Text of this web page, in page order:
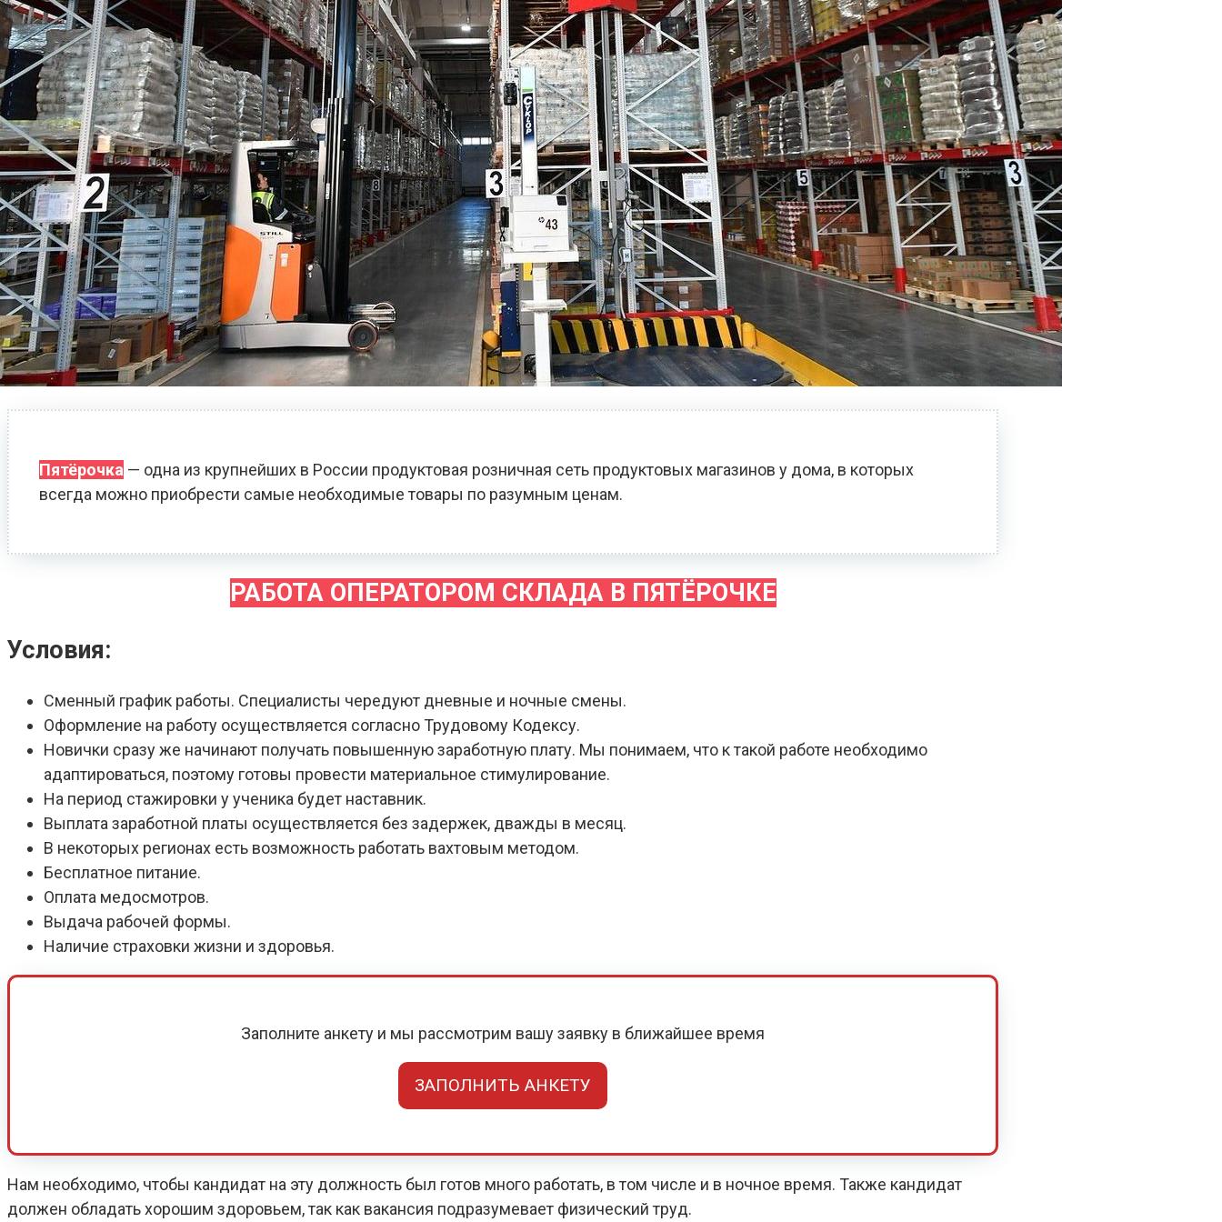
Пятёрочка — одна из крупнейших в России продуктовая розничная сеть продуктовых магазинов у дома, в которых
всегда можно приобрести самые необходимые товары по разумным ценам.
РАБОТА ОПЕРАТОРОМ СКЛАДА В ПЯТЁРОЧКЕ
Условия:
Сменный график работы. Специалисты чередуют дневные и ночные смены.
Оформление на работу осуществляется согласно Трудовому Кодексу.
Новички сразу же начинают получать повышенную заработную плату. Мы понимаем, что к такой работе необходимо
адаптироваться, поэтому готовы провести материальное стимулирование.
На период стажировки у ученика будет наставник.
Выплата заработной платы осуществляется без задержек, дважды в месяц.
В некоторых регионах есть возможность работать вахтовым методом.
Бесплатное питание.
Оплата медосмотров.
Выдача рабочей формы.
Наличие страховки жизни и здоровья.
Заполните анкету и мы рассмотрим вашу заявку в ближайшее время
ЗАПОЛНИТЬ АНКЕТУ
Нам необходимо, чтобы кандидат на эту должность был готов много работать, в том числе и в ночное время. Также кандидат
должен обладать хорошим здоровьем, так как вакансия подразумевает физический труд.